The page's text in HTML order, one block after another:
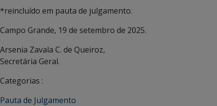
*reincluído em pauta de julgamento.
Campo Grande, 19 de setembro de 2025.
Arsenia Zavala C. de Queiroz,
Secretária Geral.
Categorias :
Pauta de Julgamento